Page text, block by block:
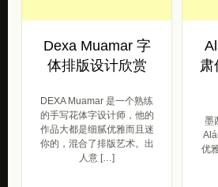
Dexa Muamar 字
体排版设计欣赏
DEXA Muamar 是一个熟练
的手写花体字设计师，他的
作品大都是细腻优雅而且迷
你的，混合了排版艺术。出
人意 […]
肃
墨
优